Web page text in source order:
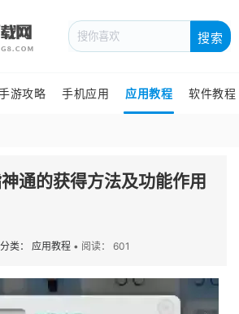
搜索
游攻略 手机应用 应用教程 软件教程
神通的获得方法及功能作用
分类： 应用教程 • 阅读： 601